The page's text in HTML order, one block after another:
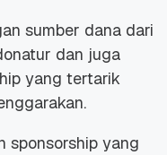
sumber dana dari
dan juga
yang tertarik
sponsorship yang